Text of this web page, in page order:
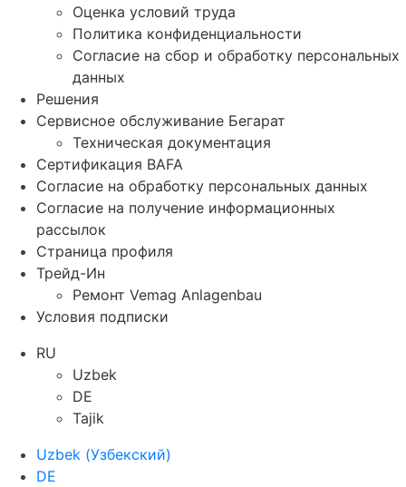
Оценка условий труда
Политика конфиденциальности
Согласие на сбор и обработку персональных
данных
Решения
Сервисное обслуживание Бегарат
Техническая документация
Сертификация BAFA
Согласие на обработку персональных данных
Согласие на получение информационных
рассылок
Страница профиля
Трейд-Ин
Ремонт Vemag Anlagenbau
Условия подписки
RU
Uzbek
DE
Tajik
Uzbek (Узбекский)
DE